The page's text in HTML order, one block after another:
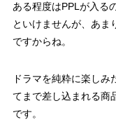
ある程度はPPLが入る
といけませんが、あま
ですからね。
ドラマを純粋に楽し
てまで差し込まれる商
です。